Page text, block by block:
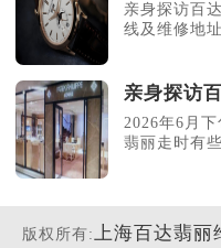
亲身探访百
线及维修地
亲身探访
2026年6月
翡丽走时有
版权所有:上海百达翡丽